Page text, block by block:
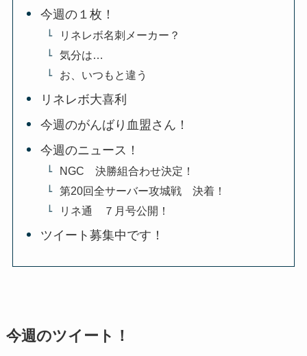
今週の１枚！
リネレボ名刺メーカー？
気分は…
お、いつもと違う
リネレボ大喜利
今週のがんばり血盟さん！
今週のニュース！
NGC 決勝組合わせ決定！
第20回全サーバー攻城戦 決着！
リネ通 ７月号公開！
ツイート募集中です！
今週のツイート！